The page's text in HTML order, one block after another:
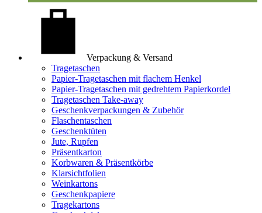
Verpackung & Versand
Tragetaschen
Papier-Tragetaschen mit flachem Henkel
Papier-Tragetaschen mit gedrehtem Papierkordel
Tragetaschen Take-away
Geschenkverpackungen & Zubehör
Flaschentaschen
Geschenktüten
Jute, Rupfen
Präsentkarton
Korbwaren & Präsentkörbe
Klarsichtfolien
Weinkartons
Geschenkpapiere
Tragekartons